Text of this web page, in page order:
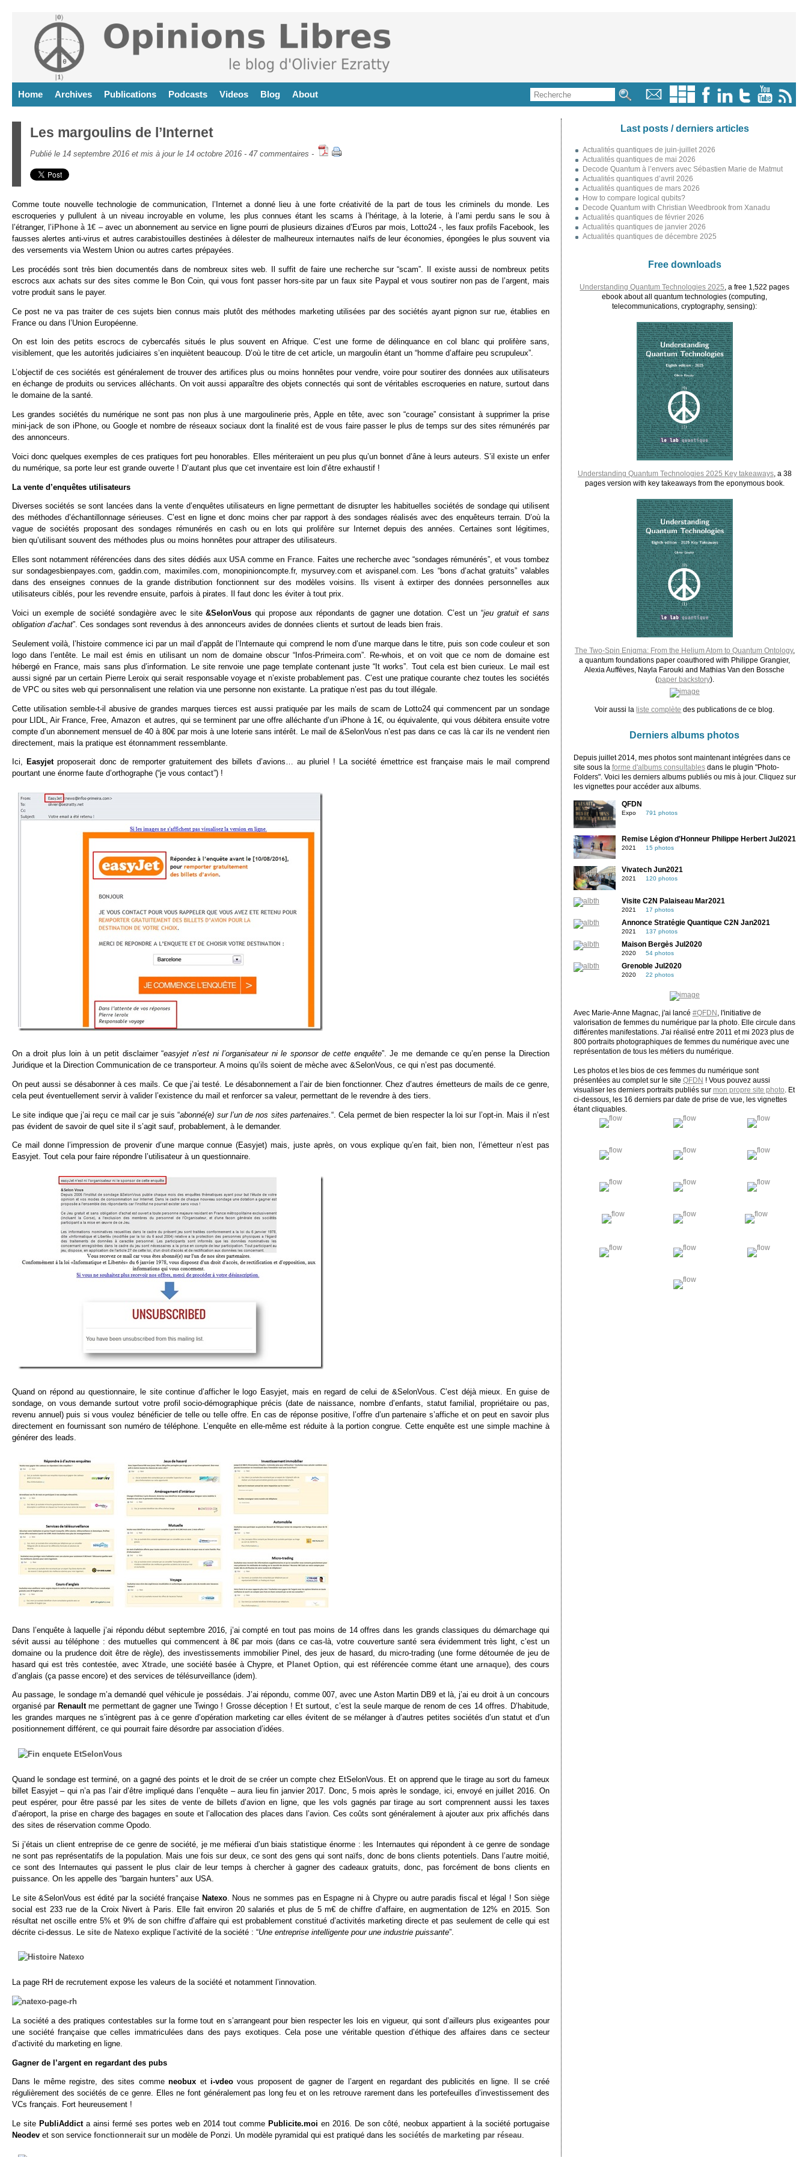
Home Archives Publications Podcasts Videos Blog About
Les margoulins de l’Internet
Publié le 14 septembre 2016 et mis à jour le 14 octobre 2016 - 47 commentaires -
Comme toute nouvelle technologie de communication, l’Internet a donné lieu à une forte créativité de la part de tous les criminels du monde. Les
escroqueries y pullulent à un niveau incroyable en volume, les plus connues étant les scams à l’héritage, à la loterie, à l’ami perdu sans le sou à
l’étranger, l’iPhone à 1€ – avec un abonnement au service en ligne pourri de plusieurs dizaines d’Euros par mois, Lotto24 -, les faux profils Facebook, les
fausses alertes anti-virus et autres carabistouilles destinées à délester de malheureux internautes naïfs de leur économies, épongées le plus souvent via
des versements via Western Union ou autres cartes prépayées.
Les procédés sont très bien documentés dans de nombreux sites web. Il suffit de faire une recherche sur “scam”. Il existe aussi de nombreux petits
escrocs aux achats sur des sites comme le Bon Coin, qui vous font passer hors-site par un faux site Paypal et vous soutirer non pas de l’argent, mais
votre produit sans le payer.
Ce post ne va pas traiter de ces sujets bien connus mais plutôt des méthodes marketing utilisées par des sociétés ayant pignon sur rue, établies en
France ou dans l’Union Européenne.
On est loin des petits escrocs de cybercafés situés le plus souvent en Afrique. C’est une forme de délinquance en col blanc qui prolifère sans,
visiblement, que les autorités judiciaires s’en inquiètent beaucoup. D’où le titre de cet article, un margoulin étant un “homme d’affaire peu scrupuleux”.
L’objectif de ces sociétés est généralement de trouver des artifices plus ou moins honnêtes pour vendre, voire pour soutirer des données aux utilisateurs
en échange de produits ou services alléchants. On voit aussi apparaître des objets connectés qui sont de véritables escroqueries en nature, surtout dans
le domaine de la santé.
Les grandes sociétés du numérique ne sont pas non plus à une margoulinerie près, Apple en tête, avec son “courage” consistant à supprimer la prise
mini-jack de son iPhone, ou Google et nombre de réseaux sociaux dont la finalité est de vous faire passer le plus de temps sur des sites rémunérés par
des annonceurs.
Voici donc quelques exemples de ces pratiques fort peu honorables. Elles mériteraient un peu plus qu’un bonnet d’âne à leurs auteurs. S’il existe un enfer
du numérique, sa porte leur est grande ouverte ! D’autant plus que cet inventaire est loin d’être exhaustif !
La vente d’enquêtes utilisateurs
Diverses sociétés se sont lancées dans la vente d’enquêtes utilisateurs en ligne permettant de disrupter les habituelles sociétés de sondage qui utilisent
des méthodes d’échantillonnage sérieuses. C’est en ligne et donc moins cher par rapport à des sondages réalisés avec des enquêteurs terrain. D’où la
vague de sociétés proposant des sondages rémunérés en cash ou en lots qui prolifère sur Internet depuis des années. Certaines sont légitimes,
bien qu’utilisant souvent des méthodes plus ou moins honnêtes pour attraper des utilisateurs.
Elles sont notamment référencées dans des sites dédiés aux USAcomme en France. Faites une recherche avec “sondages rémunérés”, et vous tombez
sur sondagesbienpayes.com, gaddin.com, maximiles.com, monopinioncompte.fr, mysurvey.com et avispanel.com. Les “bons d’achat gratuits” valables
dans des enseignes connues de la grande distribution fonctionnent sur des modèles voisins. Ils visent à extirper des données personnelles aux
utilisateurs ciblés, pour les revendre ensuite, parfois à pirates. Il faut donc les éviter à tout prix.
Voici un exemple de société sondagière avec le site&SelonVousqui propose aux répondants de gagner une dotation. C’est un “jeu gratuit et sans
obligation d’achat”. Ces sondages sont revendus à des annonceurs avides de données clients et surtout de leads bien frais.
Seulement voilà, l’histoire commence ici par un mail d’appât de l’Internaute qui comprend le nom d’une marque dans le titre, puis son code couleur et son
logo dans l’entête. Le mail est émis en utilisant un nom de domaine obscur “Infos-Primeira.com”. Re-whois, et on voit que ce nom de domaine est
hébergé en France, mais sans plus d’information. Le site renvoie une page template contenant juste “It works”. Tout cela est bien curieux. Le mail est
aussi signé par un certain Pierre Leroix qui serait responsable voyage et n’existe probablement pas. C’est une pratique courante chez toutes les sociétés
de VPC ou sites web qui personnalisent une relation via une personne non existante. La pratique n’est pas du tout illégale.
Cette utilisation semble-t-il abusive de grandes marques tierces est aussi pratiquée par les mails de scam de Lotto24 qui commencent par un sondage
pour LIDL, Air France, Free, Amazon et autres, qui se terminent par une offre alléchante d’un iPhone à 1€, ou équivalente, qui vous débitera ensuite votre
compte d’un abonnement mensuel de 40 à 80€ par mois à une loterie sans intérêt. Le mail de &SelonVous n’est pas dans ce cas là car ils ne vendent rien
directement, mais la pratique est étonnamment ressemblante.
Ici, Easyjetproposerait donc de remporter gratuitement des billets d’avions… au pluriel ! La société émettrice est française mais le mail comprend
pourtant une énorme faute d’orthographe (“je vous contact”) !
On a droit plus loin à un petit disclaimer “easyjet n’est ni l’organisateur ni le sponsor de cette enquête”. Je me demande ce qu’en pense la Direction
Juridique et la Direction Communication de ce transporteur. A moins qu’ils soient de mèche avec &SelonVous, ce qui n’est pas documenté.
On peut aussi se désabonner à ces mails. Ce que j’ai testé. Le désabonnement a l’air de bien fonctionner. Chez d’autres émetteurs de mails de ce genre,
cela peut éventuellement servir à valider l’existence du mail et renforcer sa valeur, permettant de le revendre à des tiers.
Le site indique que j’ai reçu ce mail car je suis “abonné(e) sur l’un de nos sites partenaires.“. Cela permet de bien respecter la loi sur l’opt-in. Mais il n’est
pas évident de savoir de quel site il s’agit sauf, probablement, à le demander.
Ce mail donne l’impression de provenir d’une marque connue (Easyjet) mais, juste après, on vous explique qu’en fait, bien non, l’émetteur n’est pas
Easyjet. Tout cela pour faire répondre l’utilisateur à un questionnaire.
Quand on répond au questionnaire, le site continue d’afficher le logo Easyjet, mais en regard de celui de &SelonVous. C’est déjà mieux. En guise de
sondage, on vous demande surtout votre profil socio-démographique précis (date de naissance, nombre d’enfants, statut familial, propriétaire ou pas,
revenu annuel) puis si vous voulez bénéficier de telle ou telle offre. En cas de réponse positive, l’offre d’un partenaire s’affiche et on peut en savoir plus
directement en fournissant son numéro de téléphone. L’enquête en elle-même est réduite à la portion congrue. Cette enquête est une simple machine à
générer des leads.
Dans l’enquête à laquelle j’ai répondu début septembre 2016, j’ai compté en tout pas moins de 14 offres dans les grands classiques du démarchage qui
sévit aussi au téléphone : des mutuelles qui commencent à 8€ par mois (dans ce cas-là, votre couverture santé sera évidemment très light, c’est un
domaine ou la prudence doit être de règle), des investissements immobilier Pinel, des jeux de hasard, du micro-trading (une forme détournée de jeu de
hasard qui est très contestée, avec Xtrade, une société basée à Chypre, et Planet Option , qui est référencée comme étant unearnaque), des cours
d’anglais (ça passe encore) et des services de télésurveillance (idem).
Au passage, le sondage m’a demandé quel véhicule je possédais. J’ai répondu, comme 007, avec une Aston Martin DB9 et là, j’ai eu droit à un concours
organisé par Renaultme permettant de gagner une Twingo ! Grosse déception ! Et surtout, c’est la seule marque de renom de ces 14 offres. D’habitude,
les grandes marques ne s’intègrent pas à ce genre d’opération marketing car elles évitent de se mélanger à d’autres petites sociétés d’un statut et d’un
positionnement différent, ce qui pourrait faire désordre par association d’idées.
Quand le sondage est terminé, on a gagné des points et le droit de se créer un compte chez EtSelonVous. Et on apprend que le tirage au sort du fameux
billet Easyjet – qui n’a pas l’air d’être impliqué dans l’enquête – aura lieu fin janvier 2017. Donc, 5 mois après le sondage, ici, envoyé en juillet 2016. On
peut espérer, pour être passé par les sites de vente de billets d’avion en ligne, que les vols gagnés par tirage au sort comprennent aussi les taxes
d’aéroport, la prise en charge des bagages en soute et l’allocation des places dans l’avion. Ces coûts sont généralement à ajouter aux prix affichés dans
des sites de réservation comme Opodo.
Si j’étais un client entreprise de ce genre de société, je me méfierai d’un biais statistique énorme : les Internautes qui répondent à ce genre de sondage
ne sont pas représentatifs de la population. Mais une fois sur deux, ce sont des gens qui sont naïfs, donc de bons clients potentiels. Dans l’autre moitié,
ce sont des Internautes qui passent le plus clair de leur temps à chercher à gagner des cadeaux gratuits, donc, pas forcément de bons clients en
puissance. On les appelle des “bargain hunters” aux USA.
Le site &SelonVous est édité par la société française Natexo. Nous ne sommes pas en Espagne ni à Chypre ou autre paradis fiscal et légal ! Son siège
social est 233 rue de la Croix Nivert à Paris. Elle fait environ 20 salariés et plus de 5 m€ de chiffre d’affaire, en augmentation de 12% en 2015. Son
résultat net oscille entre 5% et 9% de son chiffre d’affaire qui est probablement constitué d’activités marketing directe et pas seulement de celle qui est
décrite ci-dessus. Le site de Natexo explique l’activité de la société : “Une entreprise intelligente pour une industrie puissante”.
La page RH de recrutement expose les valeurs de la société et notamment l’innovation.
La société a des pratiques contestables sur la forme tout en s’arrangeant pour bien respecter les lois en vigueur, qui sont d’ailleurs plus exigeantes pour
une société française que celles immatriculées dans des pays exotiques. Cela pose une véritable question d’éthique des affaires dans ce secteur
d’activité du marketing en ligne.
Gagner de l’argent en regardant des pubs
Dans le même registre, des sites commeneobux et i-vdeovous proposent de gagner de l’argent en regardant des publicités en ligne. Il se créé
régulièrement des sociétés de ce genre. Elles ne font généralement pas long feu et on les retrouve rarement dans les portefeuilles d’investissement des
VCs français. Fort heureusement !
Le site PubliAddict a ainsi fermé ses portes web en 2014 tout comme Publicite.moien 2016. De son côté, neobux appartient à la société portugaise
Neodev et son service fonctionneraitsur un modèle de Ponzi. Un modèle pyramidal qui est pratiqué dans les sociétés de marketing par réseau.
Last posts / derniers articles
Actualités quantiques de juin-juillet 2026
Actualités quantiques de mai 2026
Decode Quantum à l’envers avec Sébastien Marie de Matmut
Actualités quantiques d’avril 2026
Actualités quantiques de mars 2026
How to compare logical qubits?
Decode Quantum with Christian Weedbrook from Xanadu
Actualités quantiques de février 2026
Actualités quantiques de janvier 2026
Actualités quantiques de décembre 2025
Free downloads
Understanding Quantum Technologies 2025 , a free 1,522 pages
ebook about all quantum technologies (computing,
telecommunications, cryptography, sensing):
Understanding Quantum Technologies 2025 Key takeaways, a 38
pages version with key takeaways from the eponymous book.
The Two-Spin Enigma: From the Helium Atom to Quantum Ontology,
a quantum foundations paper coauthored with Philippe Grangier,
Alexia Auffèves, Nayla Farouki and Mathias Van den Bossche
(paper backstory).
Voir aussi la liste complète des publications de ce blog.
Derniers albums photos
Depuis juillet 2014, mes photos sont maintenant intégrées dans ce
site sous la forme d'albums consultablesdans le plugin "Photo-
Folders". Voici les derniers albums publiés ou mis à jour. Cliquez sur
les vignettes pour accéder aux albums.
QFDN
Expo 791 photos
Remise Légion d'Honneur Philippe Herbert Jul2021
2021 15 photos
Vivatech Jun2021
2021 120 photos
Visite C2N Palaiseau Mar2021
2021 17 photos
Annonce Stratégie Quantique C2N Jan2021
2021 137 photos
Maison Bergès Jul2020
2020 54 photos
Grenoble Jul2020
2020 22 photos
Avec Marie-Anne Magnac, j'ai lancé #QFDN
, l'initiative de
valorisation de femmes du numérique par la photo. Elle circule dans
différentes manifestations. J'ai réalisé entre 2011 et mi 2023 plus de
800 portraits photographiques de femmes du numérique avec une
représentation de tous les métiers du numérique.
Les photos et les bios de ces femmes du numérique sont
présentées au complet sur le site QFDN ! Vous pouvez aussi
visualiser les derniers portraits publiés sur mon propre site photo . Et
ci-dessous, les 16 derniers par date de prise de vue, les vignettes
étant cliquables.